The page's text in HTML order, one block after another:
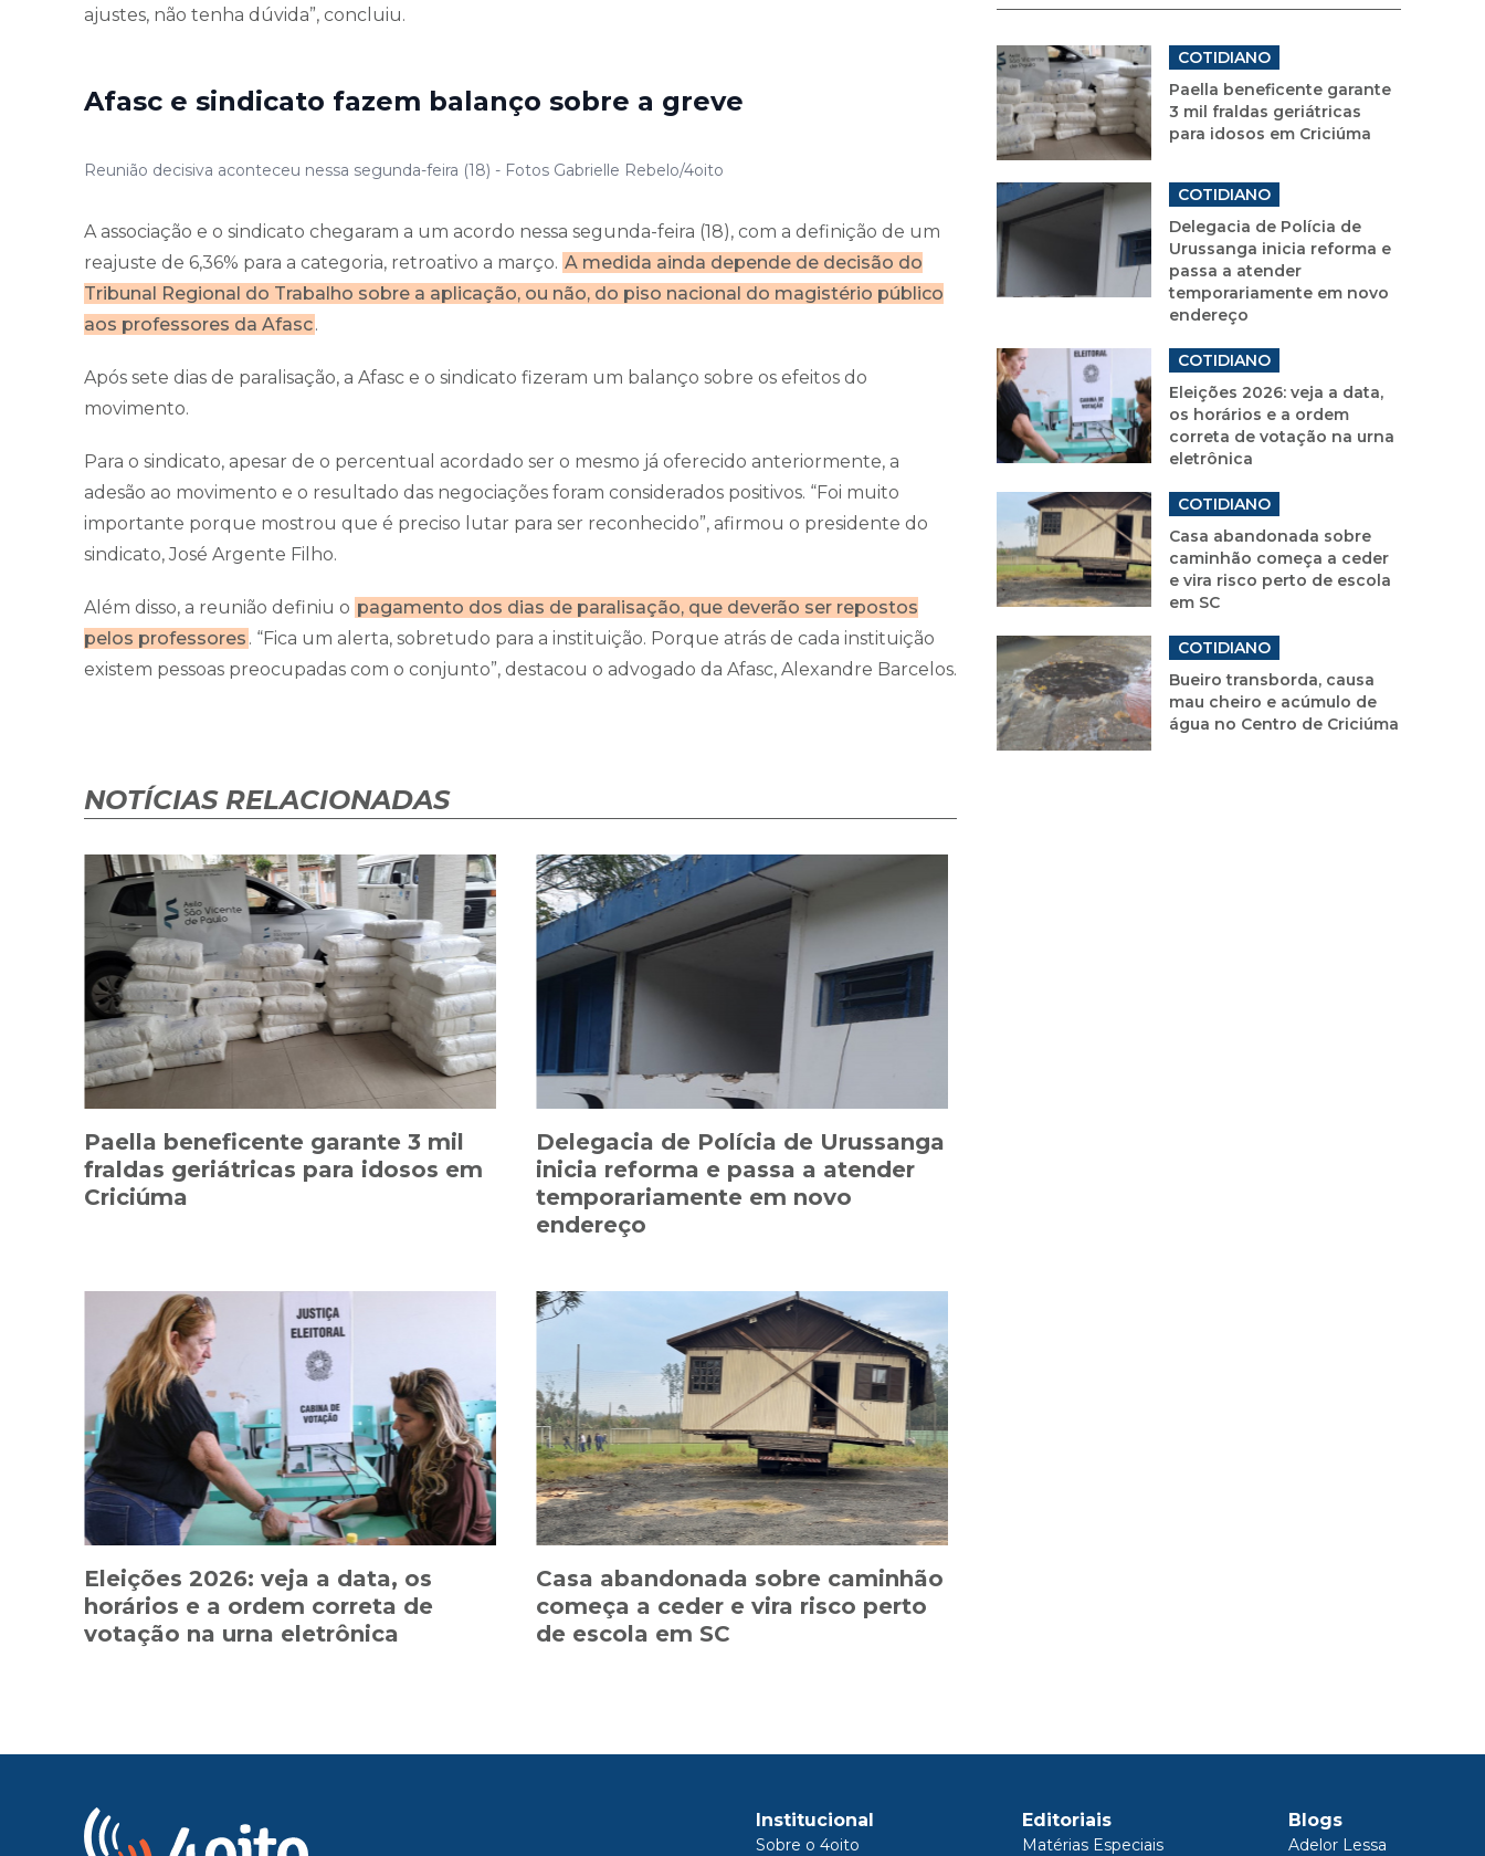
ajustes, não tenha dúvida”, concluiu.
Afasc e sindicato fazem balanço sobre a greve
Reunião decisiva aconteceu nessa segunda-feira (18) - Fotos Gabrielle Rebelo/4oito
A associação e o sindicato chegaram a um acordo nessa segunda-feira (18), com a definição de um
reajuste de 6,36% para a categoria, retroativo a março. A medida ainda depende de decisão do
Tribunal Regional do Trabalho sobre a aplicação, ou não, do piso nacional do magistério público
aos professores da Afasc.
Após sete dias de paralisação, a Afasc e o sindicato fizeram um balanço sobre os efeitos do
movimento.
Para o sindicato, apesar de o percentual acordado ser o mesmo já oferecido anteriormente, a
adesão ao movimento e o resultado das negociações foram considerados positivos. “Foi muito
importante porque mostrou que é preciso lutar para ser reconhecido”, afirmou o presidente do
sindicato, José Argente Filho.
Além disso, a reunião definiu o pagamento dos dias de paralisação, que deverão ser repostos
pelos professores . “Fica um alerta, sobretudo para a instituição. Porque atrás de cada instituição
existem pessoas preocupadas com o conjunto”, destacou o advogado da Afasc, Alexandre Barcelos.
NOTÍCIAS RELACIONADAS
Paella beneficente garante 3 mil
fraldas geriátricas para idosos em
Criciúma
Delegacia de Polícia de Urussanga
inicia reforma e passa a atender
temporariamente em novo
endereço
Eleições 2026: veja a data, os
horários e a ordem correta de
votação na urna eletrônica
Casa abandonada sobre caminhão
começa a ceder e vira risco perto
de escola em SC
COTIDIANO
Paella beneficente garante
3 mil fraldas geriátricas
para idosos em Criciúma
COTIDIANO
Delegacia de Polícia de
Urussanga inicia reforma e
passa a atender
temporariamente em novo
endereço
COTIDIANO
Eleições 2026: veja a data,
os horários e a ordem
correta de votação na urna
eletrônica
COTIDIANO
Casa abandonada sobre
caminhão começa a ceder
e vira risco perto de escola
em SC
COTIDIANO
Bueiro transborda, causa
mau cheiro e acúmulo de
água no Centro de Criciúma
Institucional
Sobre o 4oito
Editoriais
Matérias Especiais
Blogs
Adelor Lessa